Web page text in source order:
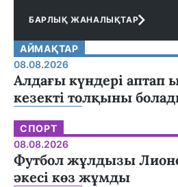
БАРЛЫҚ ЖАНАЛЫҚТАР
АЙМАҚТАР
08.08.2026
Алдағы күндері аптап
кезекті толқыны
СПОРТ
08.08.2026
Футбол жұлдызы
әкесі көз жұмды